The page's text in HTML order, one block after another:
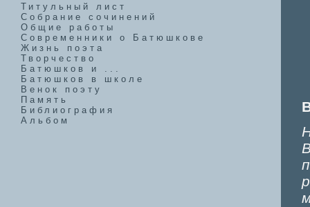
Титульный лист
Собрание сочинений
Общие работы
Современники о Батюшкове
Жизнь поэта
Творчество
Батюшков и ...
Батюшков в школе
Венок поэту
Память
Библиография
Альбом